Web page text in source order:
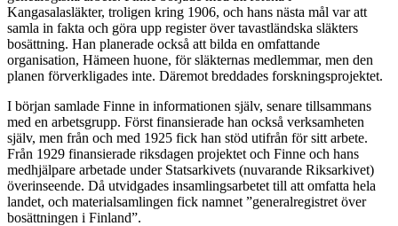
Kangasalasläkter, troligen kring 1906, och hans nästa mål var att
samla in fakta och göra upp register över tavastländska släkters
bosättning. Han planerade också att bilda en omfattande
organisation, Hämeen huone, för släkternas medlemmar, men den
planen förverkligades inte. Däremot breddades forskningsprojektet.
I början samlade Finne in informationen själv, senare tillsammans
med en arbetsgrupp. Först finansierade han också verksamheten
själv, men från och med 1925 fick han stöd utifrån för sitt arbete.
Från 1929 finansierade riksdagen projektet och Finne och hans
medhjälpare arbetade under Statsarkivets (nuvarande Riksarkivet)
överinseende. Då utvidgades insamlingsarbetet till att omfatta hela
landet, och materialsamlingen fick namnet ”generalregistret över
bosättningen i Finland”.